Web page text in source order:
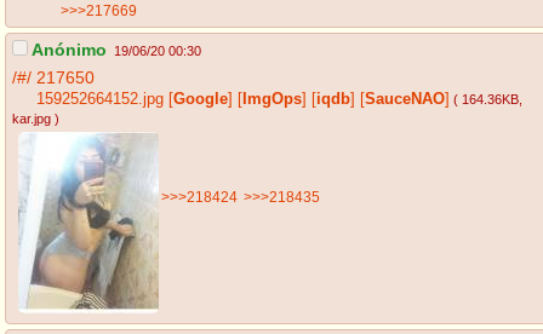
>>>217669
Anónimo 19/06/20 00:30
/#/ 217650
159252664152.jpg [Google] [ ImgOps] [iqdb] [SauceNAO] ( 164.36KB
kar.jpg )
>>>218424 >>>218435